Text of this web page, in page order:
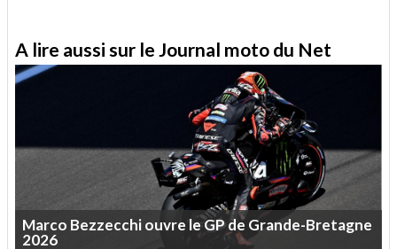
A lire aussi sur le Journal moto du Net
Marco Bezzecchiouvre leGPde Grande-Bretagne
2026